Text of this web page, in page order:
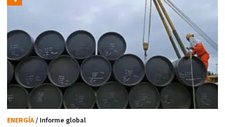
ENERGÍA/ Informe global